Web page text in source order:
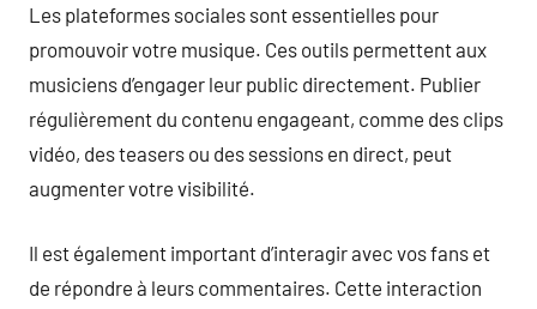
Les plateformes sociales sont essentielles pour
promouvoir votre musique. Ces outils permettent aux
musiciens d’engager leur public directement. Publier
régulièrement du contenu engageant, comme des clips
vidéo, des teasers ou des sessions en direct, peut
augmenter votre visibilité.
Il est également important d’interagir avec vos fans et
de répondre à leurs commentaires. Cette interaction